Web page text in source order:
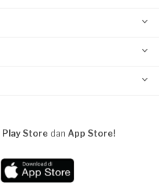
Play Store dan App Store!